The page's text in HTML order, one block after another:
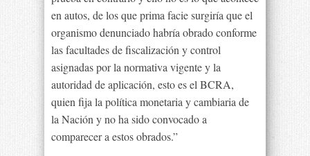
en autos, de los que prima facie surgiría que el
organismo denunciado habría obrado conforme
las facultades de fiscalización y control
asignadas por la normativa vigente y la
autoridad de aplicación, esto es el BCRA,
quien fija la política monetaria y cambiaria de
la Nación y no ha sido convocado a
comparecer a estos obrados.”